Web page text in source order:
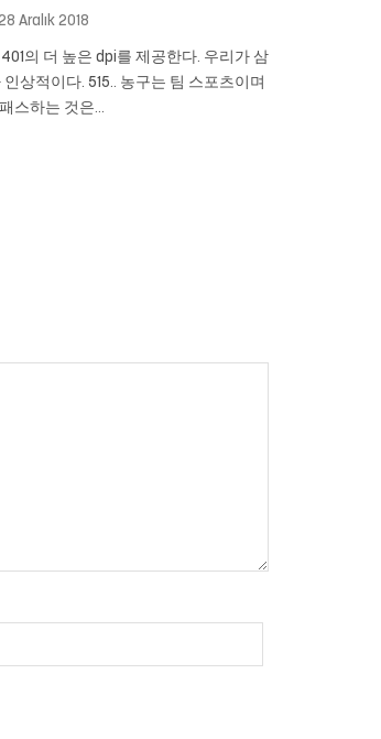
Aralık 2018
의 더 높은 dpi를 제공한다. 우리가 삼
상적이다. 515.. 농구는 팀 스포츠이며
스하는 것은...